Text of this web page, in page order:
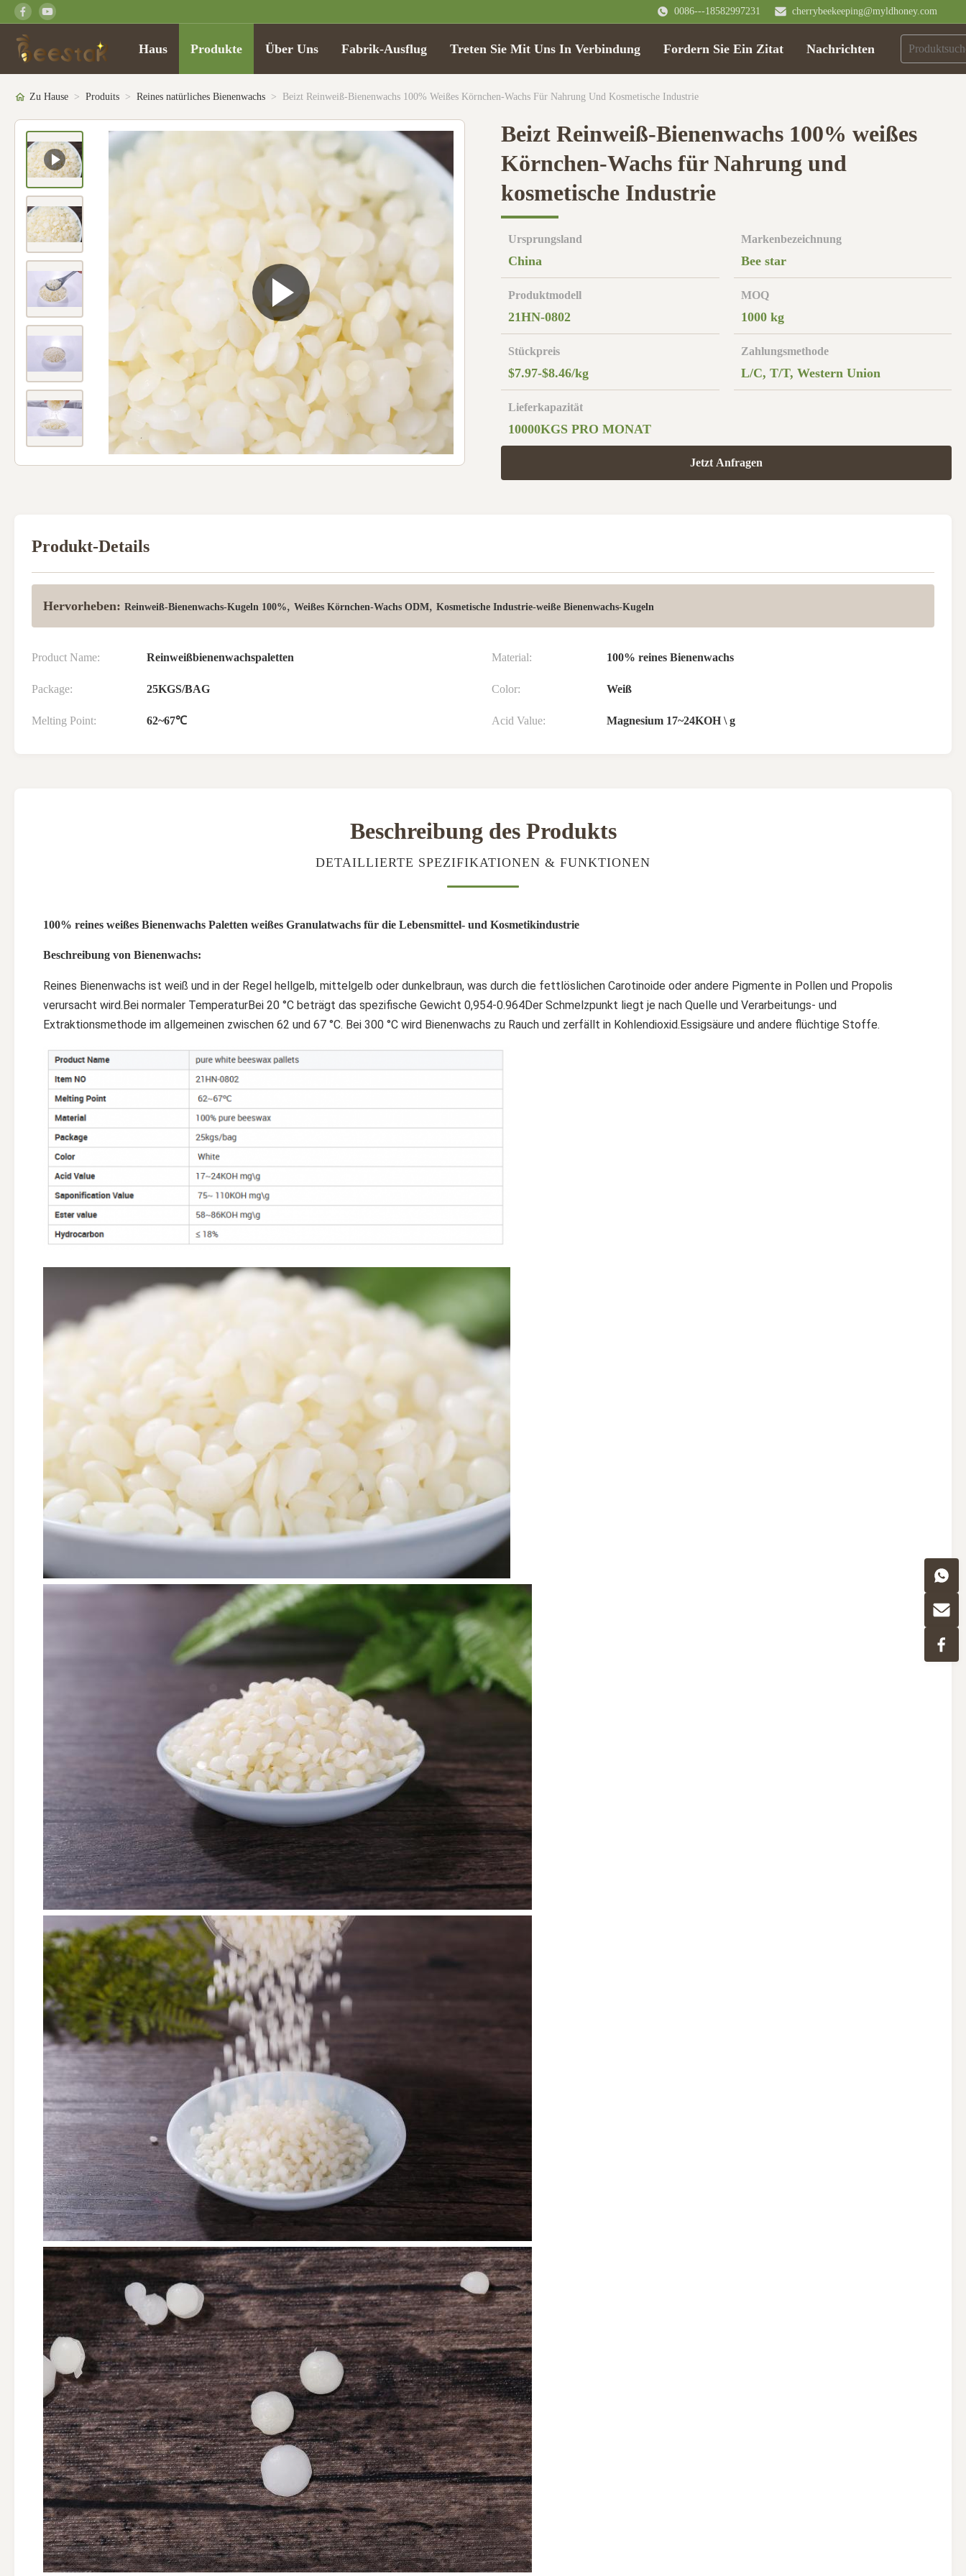
0086---18582997231 cherrybeekeeping@myldhoney.com
Haus Produkte Über Uns Fabrik-Ausflug Treten Sie Mit Uns In Verbindung Fordern Sie Ein Zitat Nachrichten
Zu Hause > Produits > Reines natürliches Bienenwachs > Beizt Reinweiß-Bienenwachs 100% Weißes Körnchen-Wachs Für Nahrung Und Kosmetische Industrie
Beizt Reinweiß-Bienenwachs 100% weißes
Körnchen-Wachs für Nahrung und
kosmetische Industrie
Ursprungsland
China
Markenbezeichnung
Bee star
Produktmodell
21HN-0802
MOQ
1000 kg
Stückpreis
$7.97-$8.46/kg
Zahlungsmethode
L/C, T/T, Western Union
Lieferkapazität
10000KGS PRO MONAT
Jetzt Anfragen
Produkt-Details
Hervorheben: Reinweiß-Bienenwachs-Kugeln 100%, Weißes Körnchen-Wachs ODM, Kosmetische Industrie-weiße Bienenwachs-Kugeln
Product Name: Reinweißbienenwachspaletten Material: 100% reines Bienenwachs
Package: 25KGS/BAG Color: Weiß
Melting Point: 62~67℃ Acid Value: Magnesium 17~24KOH \ g
Beschreibung des Produkts
DETAILLIERTE SPEZIFIKATIONEN & FUNKTIONEN
100% reines weißes Bienenwachs Paletten weißes Granulatwachs für die Lebensmittel- und Kosmetikindustrie
Beschreibung von Bienenwachs:
Reines Bienenwachs ist weiß und in der Regel hellgelb, mittelgelb oder dunkelbraun, was durch die fettlöslichen Carotinoide oder andere Pigmente in Pollen und Propolis
verursacht wird.Bei normaler TemperaturBei 20 °C beträgt das spezifische Gewicht 0,954-0.964Der Schmelzpunkt liegt je nach Quelle und Verarbeitungs- und
Extraktionsmethode im allgemeinen zwischen 62 und 67 °C. Bei 300 °C wird Bienenwachs zu Rauch und zerfällt in Kohlendioxid.Essigsäure und andere flüchtige Stoffe.